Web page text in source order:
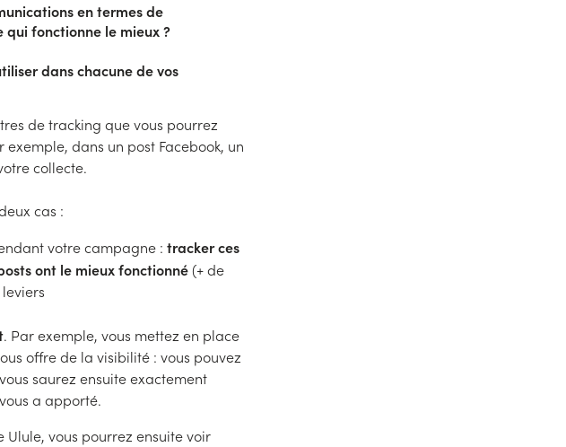
en termes de
fonctionne le mieux ?
dans chacune de vos
de tracking que vous pourrez
dans un post Facebook, un
collecte.
cas :
votre campagne : tracker ces
ont le mieux fonctionné(+ de
. Par exemple, vous mettez en place
offre de la visibilité : vous pouvez
saurez ensuite exactement
a apporté.
vous pourrez ensuite voir